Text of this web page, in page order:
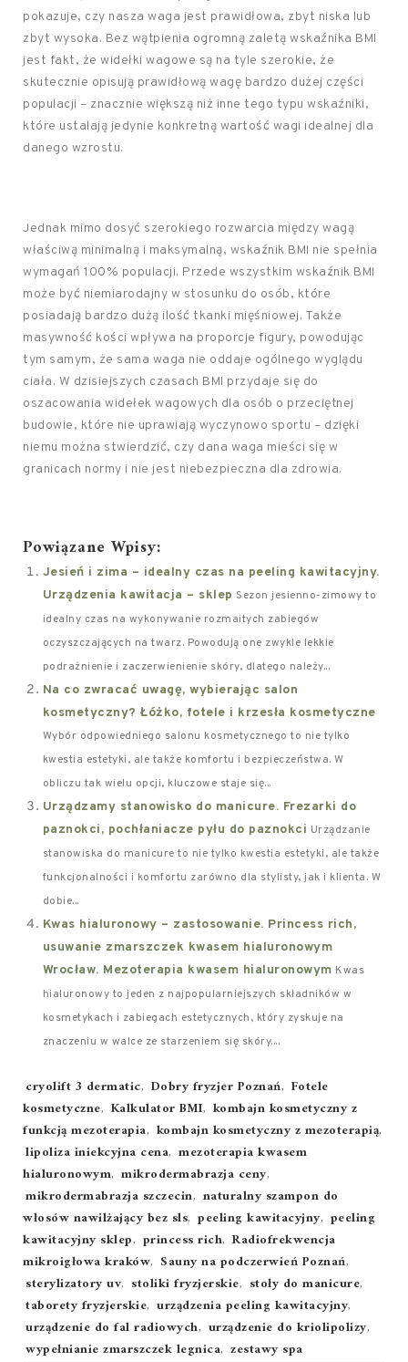
pokazuje, czy nasza waga jest prawidłowa, zbyt niska lub
zbyt wysoka. Bez wątpienia ogromną zaletą wskaźnika BMI
jest fakt, że widełki wagowe są na tyle szerokie, że
skutecznie opisują prawidłową wagę bardzo dużej części
populacji – znacznie większą niż inne tego typu wskaźniki,
które ustalają jedynie konkretną wartość wagi idealnej dla
danego wzrostu.
Jednak mimo dosyć szerokiego rozwarcia między wagą
właściwą minimalną i maksymalną, wskaźnik BMI nie spełnia
wymagań 100% populacji. Przede wszystkim wskaźnik BMI
może być niemiarodajny w stosunku do osób, które
posiadają bardzo dużą ilość tkanki mięśniowej. Także
masywność kości wpływa na proporcje figury, powodując
tym samym, że sama waga nie oddaje ogólnego wyglądu
ciała. W dzisiejszych czasach BMI przydaje się do
oszacowania widełek wagowych dla osób o przeciętnej
budowie, które nie uprawiają wyczynowo sportu – dzięki
niemu można stwierdzić, czy dana waga mieści się w
granicach normy i nie jest niebezpieczna dla zdrowia.
Powiązane Wpisy:
Jesień i zima – idealny czas na peeling kawitacyjny.
Urządzenia kawitacja – sklep Sezon jesienno-zimowy to
idealny czas na wykonywanie rozmaitych zabiegów
oczyszczających na twarz. Powodują one zwykle lekkie
podrażnienie i zaczerwienienie skóry, dlatego należy...
Na co zwracać uwagę, wybierając salon
kosmetyczny? Łóżko, fotele i krzesła kosmetyczne
Wybór odpowiedniego salonu kosmetycznego to nie tylko
kwestia estetyki, ale także komfortu i bezpieczeństwa. W
obliczu tak wielu opcji, kluczowe staje się...
Urządzamy stanowisko do manicure. Frezarki do
paznokci, pochłaniacze pyłu do paznokci Urządzanie
stanowiska do manicure to nie tylko kwestia estetyki, ale także
funkcjonalności i komfortu zarówno dla stylisty, jak i klienta. W
dobie...
Kwas hialuronowy – zastosowanie. Princess rich,
usuwanie zmarszczek kwasem hialuronowym
Wrocław. Mezoterapia kwasem hialuronowym Kwas
hialuronowy to jeden z najpopularniejszych składników w
kosmetykach i zabiegach estetycznych, który zyskuje na
znaczeniu w walce ze starzeniem się skóry....
Tags:
cryolift 3 dermatic, Dobry fryzjer Poznań, Fotele
kosmetyczne, Kalkulator BMI, kombajn kosmetyczny z
funkcją mezoterapia, kombajn kosmetyczny z mezoterapią,
lipoliza iniekcyjna cena, mezoterapia kwasem
hialuronowym, mikrodermabrazja ceny,
mikrodermabrazja szczecin, naturalny szampon do
włosów nawilżający bez sls, peeling kawitacyjny, peeling
kawitacyjny sklep, princess rich, Radiofrekwencja
mikroigłowa kraków, Sauny na podczerwień Poznań,
sterylizatory uv, stoliki fryzjerskie, stoły do manicure,
taborety fryzjerskie, urządzenia peeling kawitacyjny,
urządzenie do fal radiowych, urządzenie do kriolipolizy,
wypełnianie zmarszczek legnica, zestawy spa